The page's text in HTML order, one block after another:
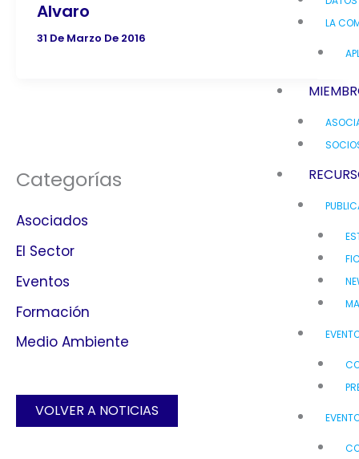
LA
Alvaro
31 De Marzo De 2016
Categorías
Asociados
El Sector
Eventos
Formación
Medio Ambiente
VOLVER A NOTICIAS